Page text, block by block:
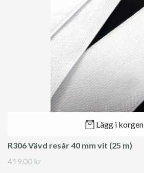
Lägg i korgen
R306 Vävd resår 40 mm vit (25 m)
419.00 kr